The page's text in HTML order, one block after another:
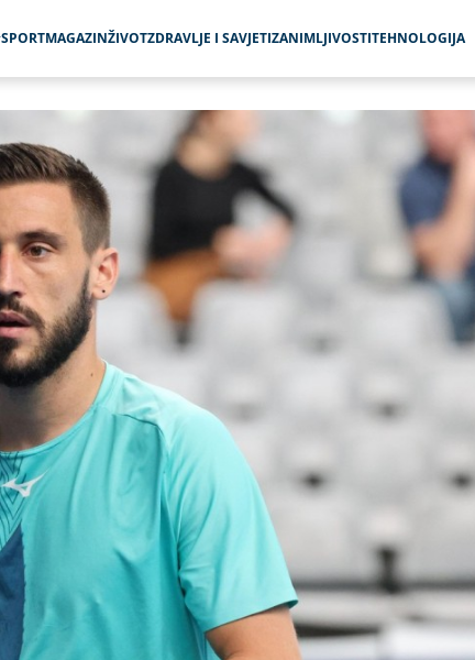
SPORTMAGAZINŽIVOTZDRAVLJE I SAVJETIZANIMLJIVOSTITEHNOLOGIJA